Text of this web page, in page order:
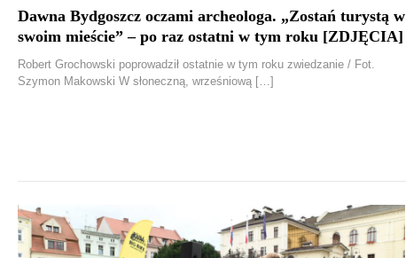
Dawna Bydgoszcz oczami archeologa. „Zostań turystą w
swoim mieście” – po raz ostatni w tym roku [ZDJĘCIA]
Robert Grochowski poprowadził ostatnie w tym roku zwiedzanie / Fot.
Szymon Makowski W słoneczną, wrześniową […]